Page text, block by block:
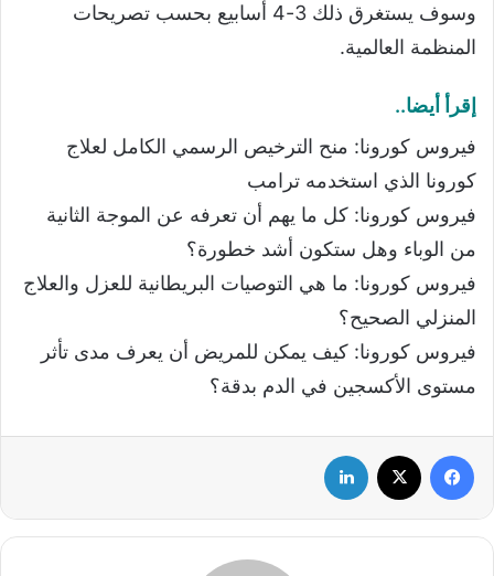
وسوف يستغرق ذلك 3-4 أسابيع بحسب تصريحات
المنظمة العالمية.
إقرأ أيضا..
فيروس كورونا: منح الترخيص الرسمي الكامل لعلاج
كورونا الذي استخدمه ترامب
فيروس كورونا: كل ما يهم أن تعرفه عن الموجة الثانية
من الوباء وهل ستكون أشد خطورة؟
فيروس كورونا: ما هي التوصيات البريطانية للعزل والعلاج
المنزلي الصحيح؟
فيروس كورونا: كيف يمكن للمريض أن يعرف مدى تأثر
مستوى الأكسجين في الدم بدقة؟